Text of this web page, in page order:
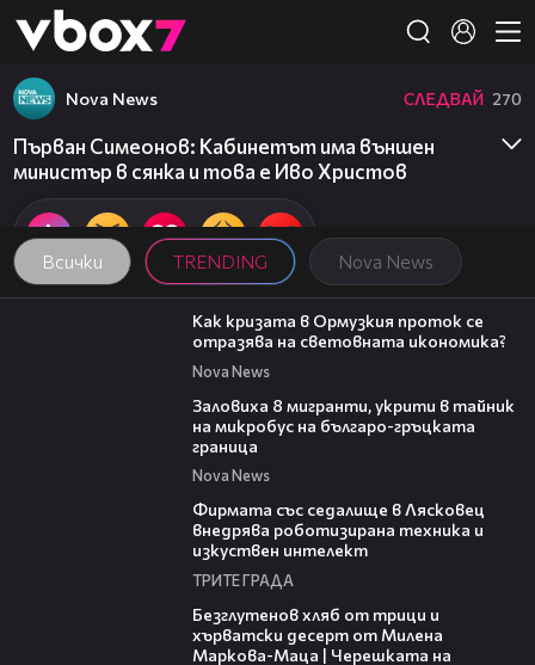
👾
Всички TRENDING Nova News
Nova News СЛЕДВАЙ 270
Първан Симеонов: Кабинетът има външен
министър в сянка и това е Иво Христов
14:07
Как кризата в Ормузкия проток се
отразява на световната икономика?
Nova News
Заловиха 8 мигранти, укрити в тайник
на микробус на българо-гръцката
граница
Nova News
Фирмата със седалище в Лясковец
внедрява роботизирана техника и
изкуствен интелект
ТРИТЕ ГРАДА
Безглутенов хляб от трици и
хърватски десерт от Милена
Маркова-Маца | Черешката на